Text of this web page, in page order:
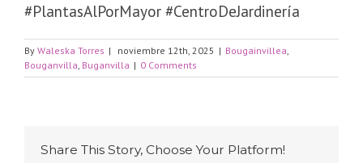
#PlantasAlPorMayor #CentroDeJardinería
By Waleska Torres | noviembre 12th, 2025 | Bougainvillea,
Bouganvilla, Buganvilla | 0 Comments
Share This Story, Choose Your Platform!